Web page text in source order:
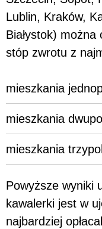
Lublin, Kraków,
Białystok)
stóp zwrotu z
mieszkania
mieszkania
mieszkania
Powyższe wyniki
kawalerki jest w
najbardziej